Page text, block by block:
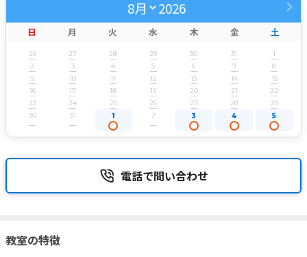
2026
日 月 火 水 木 金 土
26 27 28 29 30 31
1
2
3 4 5 6 7
8
9
10 11 12 13 14
15
16
17 18 19 20 21
22
23
24 25 26 27 28
29
30
31 1 2 3 4 5
電話で問い合わせ
教室の特徴